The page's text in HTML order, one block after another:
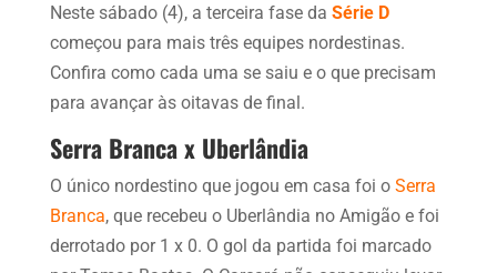
Neste sábado (4), a terceira fase da Série D
começou para mais três equipes nordestinas.
Confira como cada uma se saiu e o que precisam
para avançar às oitavas de final.
Serra Branca x Uberlândia
O único nordestino que jogou em casa foi o Serra
Branca, que recebeu o Uberlândia no Amigão e foi
derrotado por 1 x 0. O gol da partida foi marcado